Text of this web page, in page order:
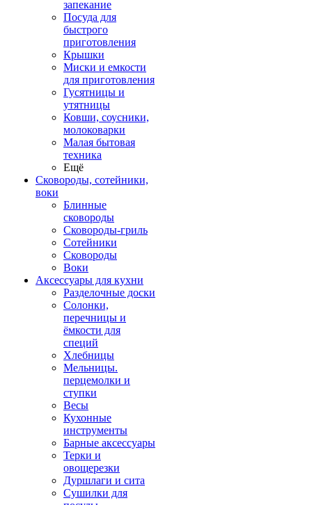
запекание
Посуда для
быстрого
приготовления
Крышки
Миски и емкости
для приготовления
Гусятницы и
утятницы
Ковши, соусники,
молоковарки
Малая бытовая
техника
Ещё
Сковороды, сотейники,
воки
Блинные
сковороды
Сковороды-гриль
Сотейники
Сковороды
Воки
Аксессуары для кухни
Разделочные доски
Солонки,
перечницы и
ёмкости для
специй
Хлебницы
Мельницы.
перцемолки и
ступки
Весы
Кухонные
инструменты
Барные аксессуары
Терки и
овощерезки
Дуршлаги и сита
Сушилки для